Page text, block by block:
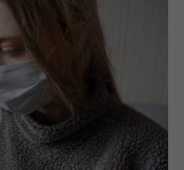
cronică și Long